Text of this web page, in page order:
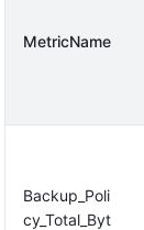
MetricName
Backup_Poli
cy_Total_Byt